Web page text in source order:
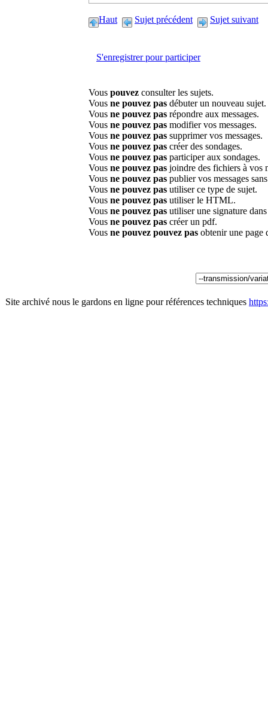
Haut Sujet précédent Sujet suivant
S'enregistrer pour participer
Vous pouvez consulter les sujets.
Vous ne pouvez pas débuter un nouveau sujet.
Vous ne pouvez pas répondre aux messages.
Vous ne pouvez pas modifier vos messages.
Vous ne pouvez pas supprimer vos messages.
Vous ne pouvez pas créer des sondages.
Vous ne pouvez pas participer aux sondages.
Vous ne pouvez pas joindre des fichiers à vos
Vous ne pouvez pas publier vos messages
Vous ne pouvez pas utiliser ce type de sujet.
Vous ne pouvez pas utiliser le HTML.
Vous ne pouvez pas utiliser une signature
Vous ne pouvez pas créer un pdf.
Vous ne pouvez pouvez pas obtenir une page
Site archivé nous le gardons en ligne pour références techniques